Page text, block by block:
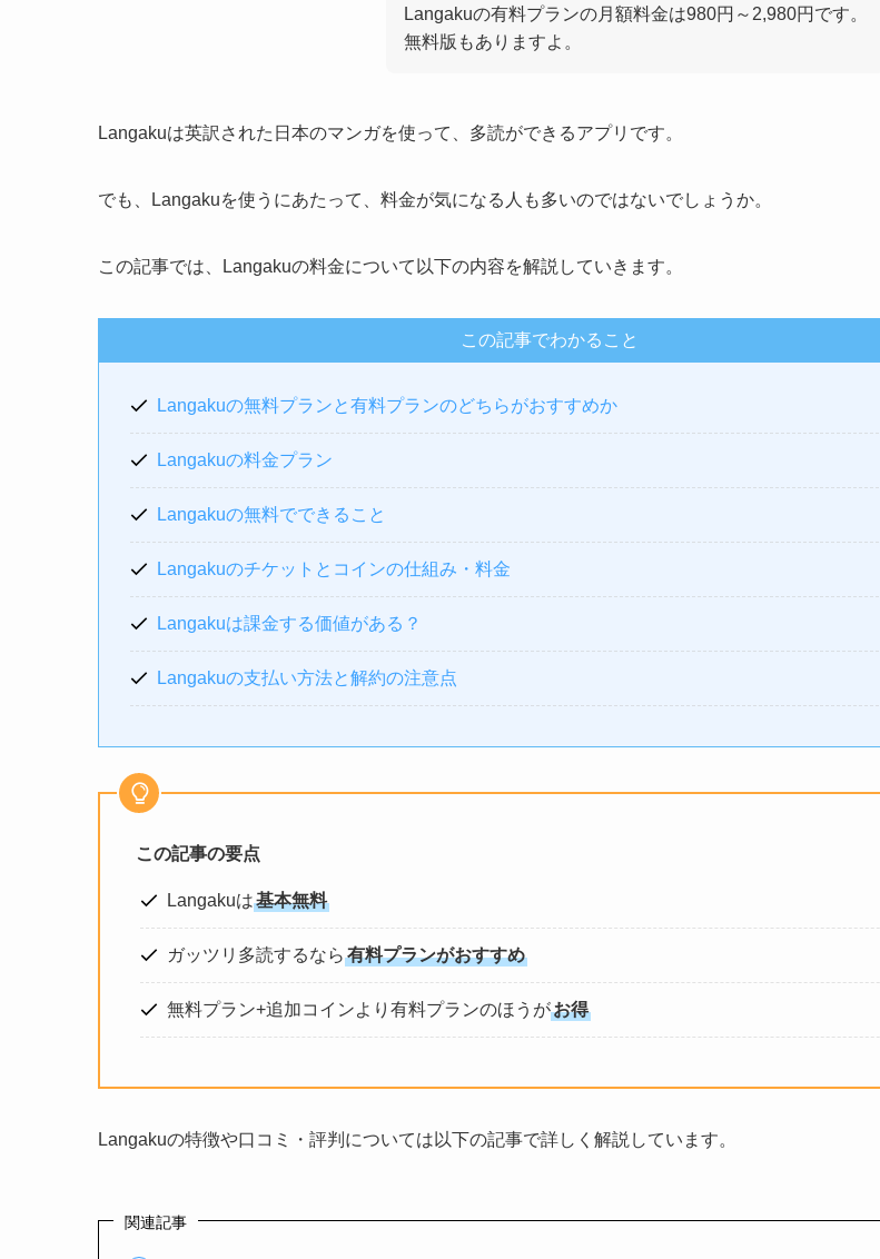
Langakuの有料プランの月額料金は980円～2,980円です。
無料版もありますよ。
Langakuは英訳された日本のマンガを使って、多読ができるアプリです。
でも、Langakuを使うにあたって、料金が気になる人も多いのではないでしょうか。
この記事では、Langakuの料金について以下の内容を解説していきます。
この記事でわかること
Langakuの無料プランと有料プランのどちらがおすすめか
Langakuの料金プラン
Langakuの無料でできること
Langakuのチケットとコインの仕組み・料金
Langakuは課金する価値がある？
Langakuの支払い方法と解約の注意点
この記事の要点
Langakuは基本無料
ガッツリ多読するなら 有料プランがおすすめ
無料プラン+追加コインより有料プランのほうがお得
Langakuの特徴や口コミ・評判については以下の記事で詳しく解説しています。
関連記事